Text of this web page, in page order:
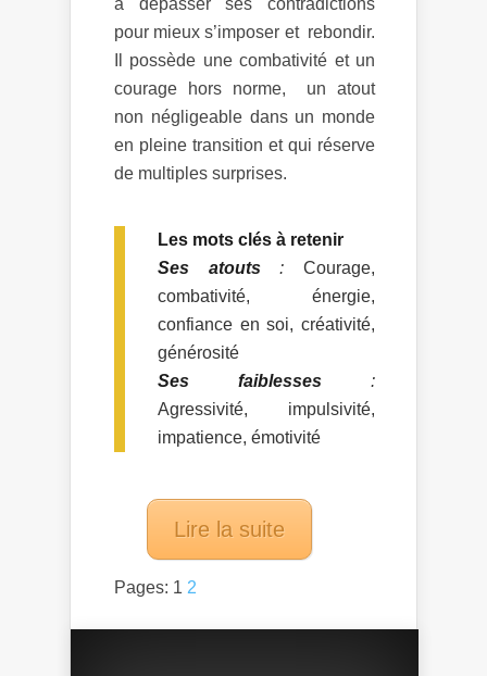
pour mieux s’imposer et rebondir.
Il possède une combativité et un
courage hors norme, un atout
non négligeable dans un monde
en pleine transition et qui réserve
de multiples surprises.
Les mots clés à retenir
Ses atouts: Courage,
combativité, énergie,
confiance en soi, créativité,
générosité
Ses faiblesses :
Agressivité, impulsivité,
impatience, émotivité
Lire la suite
Pages: 1 2